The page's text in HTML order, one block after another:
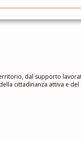
dal supporto
cittadinanza attiva e del